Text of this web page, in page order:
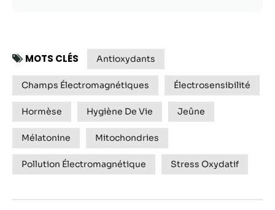
MOTS CLÉS Antioxydants
Champs Électromagnétiques Électrosensibilité
Hormèse Hygiène De Vie Jeûne
Mélatonine Mitochondries
Pollution Électromagnétique Stress Oxydatif
en fonction
de la façon
dont le site
Web est
utilisé.
Experience
Afin que notre
fonctionne